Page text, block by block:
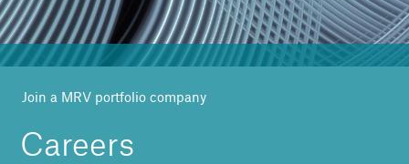
Team
News
Join a MRV portfolio company
Careers